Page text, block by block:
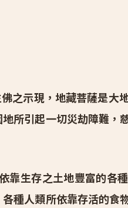
之示現，地藏菩薩是大
所引起一切災劫障難，
靠生存之土地豐富的各
種人類所依靠存活的食